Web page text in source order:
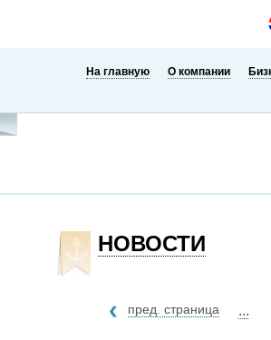
На главную О компании
НОВОСТИ
пред. страница ...